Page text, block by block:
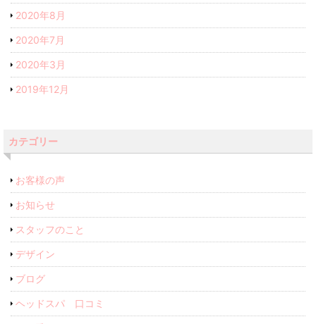
2020年8月
2020年7月
2020年3月
2019年12月
カテゴリー
お客様の声
お知らせ
スタッフのこと
デザイン
ブログ
ヘッドスパ 口コミ